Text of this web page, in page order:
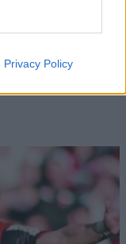
Privacy Policy